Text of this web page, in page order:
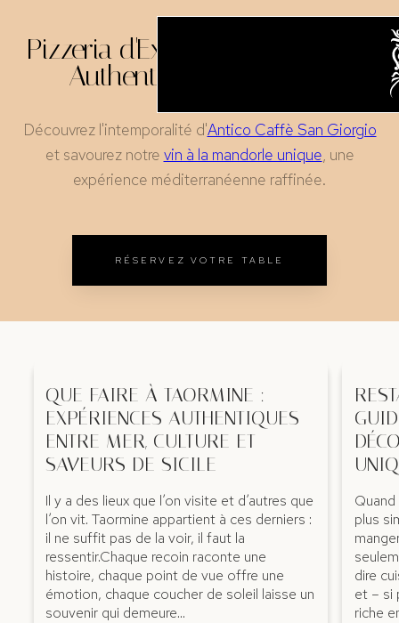
Pizzeria d'Exception à Taormina,
Authentique et Élégante
Découvrez l'intemporalité d'Antico Caffè San Giorgio
et savourez notre vin à la mandorle unique, une
expérience méditerranéenne raffinée.
RÉSERVEZ VOTRE TABLE
QUE FAIRE À TAORMINE :
EXPÉRIENCES AUTHENTIQUES
ENTRE MER, CULTURE ET
SAVEURS DE SICILE
Il y a des lieux que l’on visite et d’autres que
l’on vit. Taormine appartient à ces derniers :
il ne suffit pas de la voir, il faut la
ressentir.Chaque recoin raconte une
histoire, chaque point de vue offre une
émotion, chaque coucher de soleil laisse un
souvenir qui demeure…
plus
dire
et – si
riche